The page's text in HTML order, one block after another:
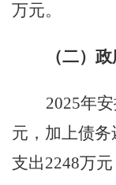
万元。
（二）
2025年
元，加上债务
支出2248万元